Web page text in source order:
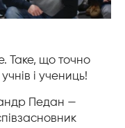
Таке, що точно
і учениць!
Педан —